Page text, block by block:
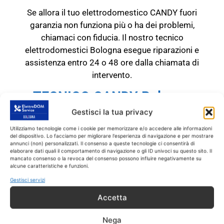
Gestisci la tua privacy
Utilizziamo tecnologie come i cookie per memorizzare e/o accedere alle informazioni
del dispositivo. Lo facciamo per migliorare l'esperienza di navigazione e per mostrare
annunci (non) personalizzati. Il consenso a queste tecnologie ci consentirà di
elaborare dati quali il comportamento di navigazione o gli ID univoci su questo sito. Il
mancato consenso o la revoca del consenso possono influire negativamente su
alcune caratteristiche e funzioni.
Gestisci servizi
Accetta
Nega
Se allora il tuo elettrodomestico CANDY fuori
garanzia non funziona più o ha dei problemi,
chiamaci con fiducia. Il nostro tecnico
elettrodomestici Bologna esegue riparazioni e
assistenza entro 24 o 48 ore dalla chiamata di
intervento.
TECNICO CANDY Bologna
RICAMBI CON GARANZIA DI
1 ANNO
Il tecnico CANDY BolognaintervieneSOLOsu
prodotti CANDY fuori garanzia.Tutti gli
interventi sono effettuati con ricambi coperti
da garanzia di 1 anno.